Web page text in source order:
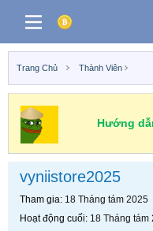
Trang Chủ Thành Viên
Hướng
vyniistore2025
Tham gia 18 Tháng tám 2025
Hoạt động cuối 18 Tháng tám